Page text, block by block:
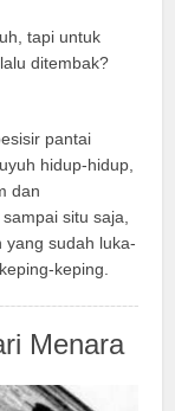
tapi untuk
ditembak?
pantai
hidup-hidup,
dan
situ saja,
yang sudah luka-
keping.
Menara